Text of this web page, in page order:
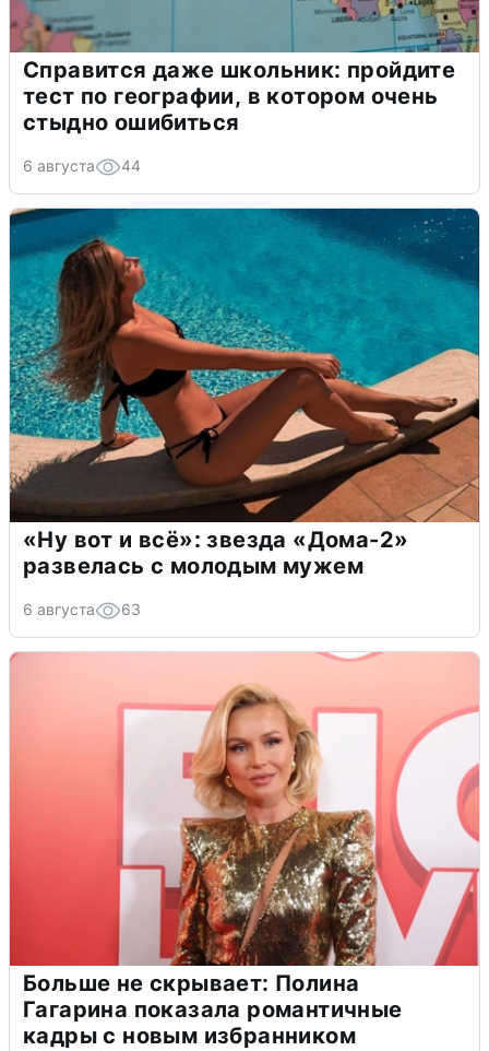
Справится даже школьник: пройдите
тест по географии, в котором очень
стыдно ошибиться
6 августа 44
«Ну вот и всё»: звезда «Дома-2»
развелась с молодым мужем
6 августа 63
Больше не скрывает: Полина
Гагарина показала романтичные
кадры с новым избранником